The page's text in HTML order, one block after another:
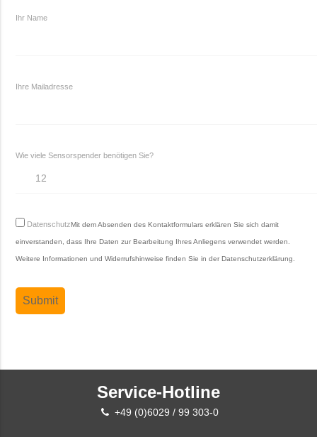
Ihr Name
Ihre Mailadresse
Wie viele Sensorspender benötigen Sie?
DatenschutzMit dem Absenden des Kontaktformulars erklären Sie sich damit
einverstanden, dass Ihre Daten zur Bearbeitung Ihres Anliegens verwendet werden.
Weitere Informationen und Widerrufshinweise finden Sie in derDatenschutzerklärung
Service-Hotline
+49 (0)6029 / 99 303-0